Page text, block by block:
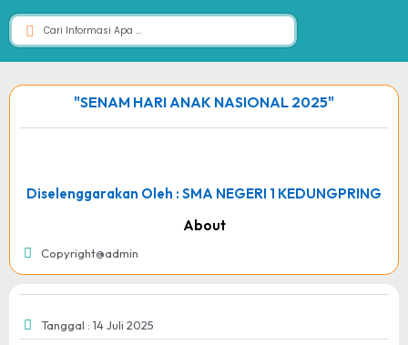
"SENAM HARI ANAK NASIONAL 2025"
Diselenggarakan Oleh : SMA NEGERI 1 KEDUNGPRING
About
Copyright@admin
Tanggal : 14 Juli 2025